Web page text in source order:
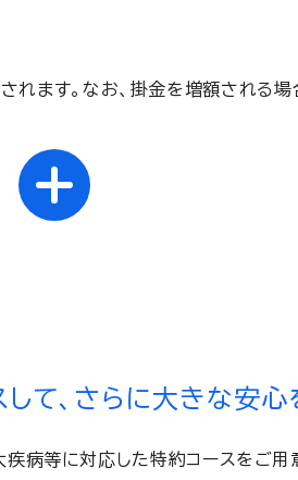
ます。なお、掛金を増額される場
て、さらに大きな安心
疾病等に対応した特約コースをご用